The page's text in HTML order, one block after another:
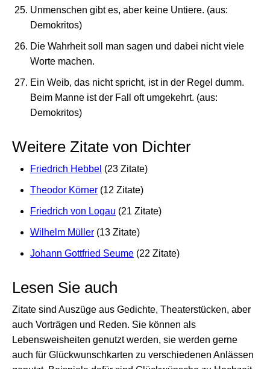
Unmenschen gibt es, aber keine Untiere. (aus:
Demokritos)
Die Wahrheit soll man sagen und dabei nicht viele
Worte machen.
Ein Weib, das nicht spricht, ist in der Regel dumm.
Beim Manne ist der Fall oft umgekehrt. (aus:
Demokritos)
Weitere Zitate von Dichter
Friedrich Hebbel (23 Zitate)
Theodor Körner (12 Zitate)
Friedrich von Logau (21 Zitate)
Wilhelm Müller (13 Zitate)
Johann Gottfried Seume (22 Zitate)
Lesen Sie auch
Zitate sind Auszüge aus Gedichte, Theaterstücken, aber
auch Vorträgen und Reden. Sie können als
Lebensweisheiten genutzt werden, sie werden gerne
auch für Glückwunschkarten zu verschiedenen Anlässen